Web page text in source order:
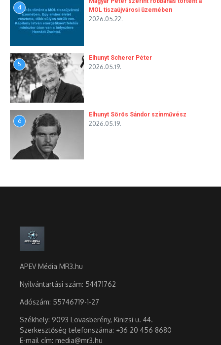
4
MOL tiszaújvárosi üzemében
2026.05.22.
5
Elhunyt Scherer Péter
2026.05.19.
6
Elhunyt Sörös Sándor színművész
2026.05.19.
APEV Média MR3.hu
Nyilvántartási szám: 54471762
Adószám: 55746719-1-27
Székhely: 9093 Lovasberény, Kinizsi u. 44.
Szerkesztőség telefonszáma: +36 20 456 8680
E-mail cím: media@mr3.hu